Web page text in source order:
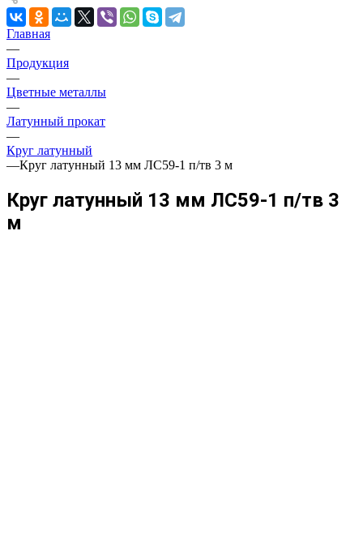
Главная
—
Продукция
—
Цветные металлы
—
Латунный прокат
—
Круг латунный
—Круг латунный 13 мм ЛС59-1 п/тв 3 м
Круг латунный 13 мм ЛС59-1 п/тв 3
м